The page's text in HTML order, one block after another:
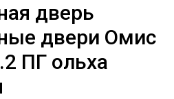
дверь
двери Омис
ПГ ольха